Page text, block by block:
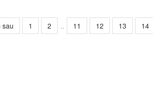
sau 1 2 .. 11 12 13 14